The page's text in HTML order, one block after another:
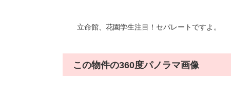
立命館、花園学生注目！セパレートですよ。
この物件の360度パノラマ画像